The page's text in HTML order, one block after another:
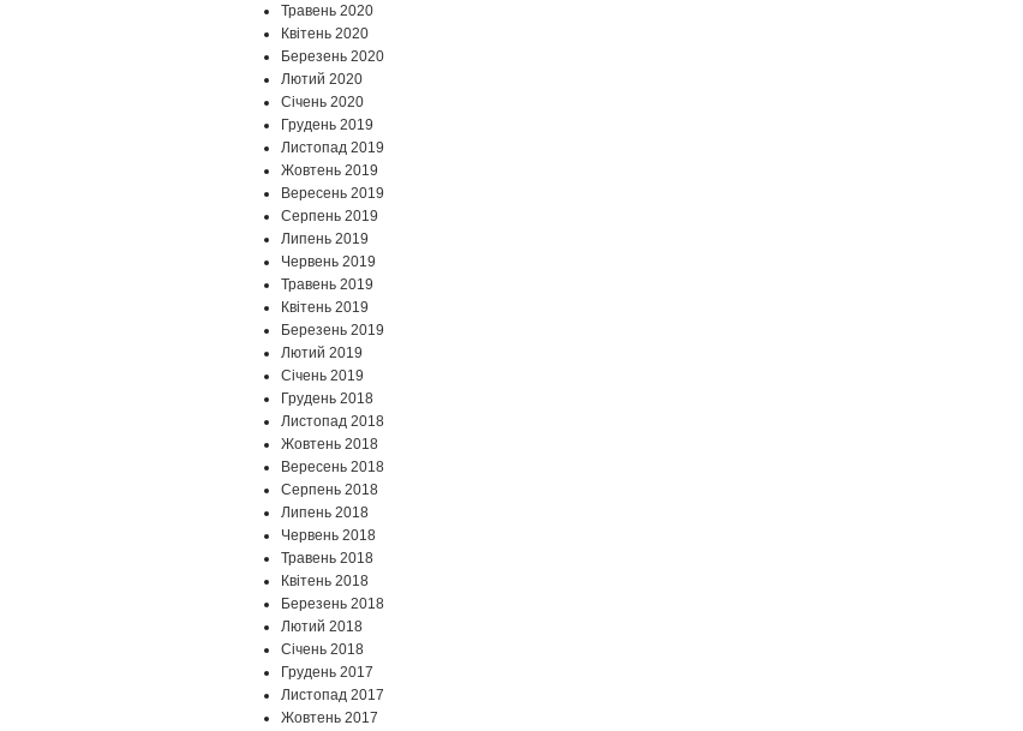
Травень 2020
Квітень 2020
Березень 2020
Лютий 2020
Січень 2020
Грудень 2019
Листопад 2019
Жовтень 2019
Вересень 2019
Серпень 2019
Липень 2019
Червень 2019
Травень 2019
Квітень 2019
Березень 2019
Лютий 2019
Січень 2019
Грудень 2018
Листопад 2018
Жовтень 2018
Вересень 2018
Серпень 2018
Липень 2018
Червень 2018
Травень 2018
Квітень 2018
Березень 2018
Лютий 2018
Січень 2018
Грудень 2017
Листопад 2017
Жовтень 2017